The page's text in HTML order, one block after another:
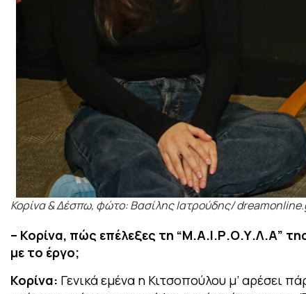
Koρίνα & Δέσπω, φώτο: Βασίλης Ιατρούδης/
– Κορίνα, πώς επέλεξες τη “Μ.Α.Ι.Ρ.Ο.Υ.Λ.Α”
με το έργο;
Κορίνα: Γενικά εμένα η Κιτσοπούλου μ’ αρέσει